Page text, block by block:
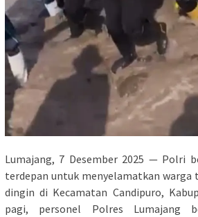
Lumajang, 7 Desember 2025 — Polri
terdepan untuk menyelamatkan warga
dingin di Kecamatan Candipuro,
pagi, personel Polres Lumajang